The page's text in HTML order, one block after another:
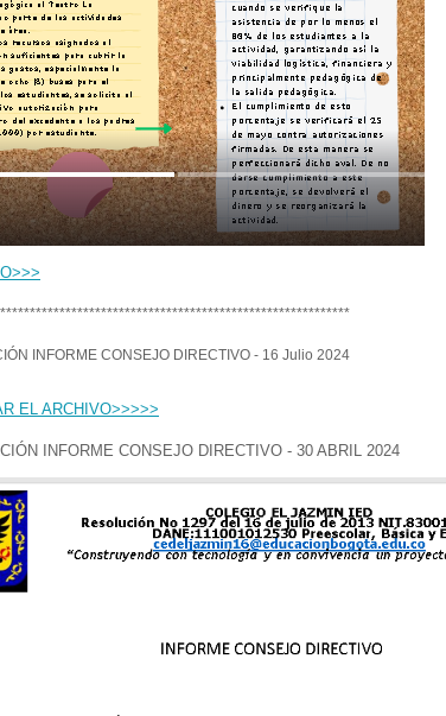
INFORME CONSEJO DIRECTIVO - 16 Julio 2024
EL ARCHIVO>>>>>
INFORME CONSEJO DIRECTIVO - 30 ABRIL 2024